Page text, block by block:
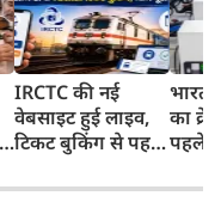
IRCTC की नई
वेबसाइट हुई लाइव,
टिकट बुकिंग से पहले
काम, जानें पूरा
भारत
का
पहले
और